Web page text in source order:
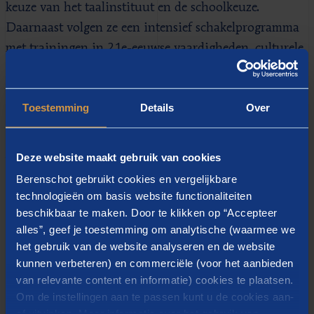
Toestemming Details Over
Deze website maakt gebruik van cookies
Berenschot gebruikt cookies en vergelijkbare
technologieën om basis website functionaliteiten
beschikbaar te maken. Door te klikken op “Accepteer
alles”, geef je toestemming om analytische (waarmee we
het gebruik van de website analyseren en de website
kunnen verbeteren) en commerciële (voor het aanbieden
van relevante content en informatie) cookies te plaatsen.
Om de instellingen aan te passen kunt u de cookies aan-
keuze van het taalinstituut en de schoolkeuze.
Daarnaast volgen ze een intensief schakelprogramma
met trainingen in 21e-eeuwse vaardigheden, culturele
verschillen en extra taal- en rekenlessen. Het
programma werkt intensief samen met het mbo en hbo
en wo voor een goede overstap.
Succesfactoren
Voor de evaluatie van het programma spraken
Berenschot en Regioplan met betrokken medewerkers
en statushouders en is gekeken naar de doorstroom
van statushouders naar en in het onderwijs. Daaruit
blijkt dat het programma bijdraagt aan een succesvolle
aansluiting met het Nederlandse onderwijs. Een van